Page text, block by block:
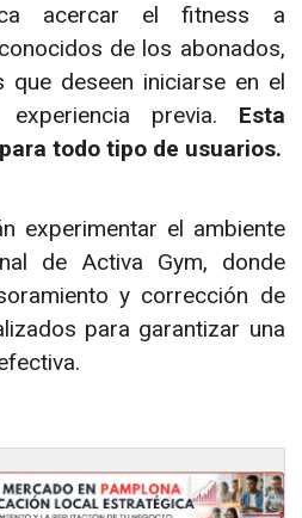
acercar el fitness a
de los abonados,
deseen iniciarse en el
previa. Esta
todo tipo de usuarios.
experimentar el ambiente
de Activa Gym, donde
y corrección de
para garantizar una